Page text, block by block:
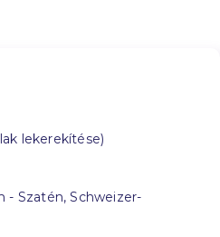
lekerekítése)
Szatén, Schweizer-